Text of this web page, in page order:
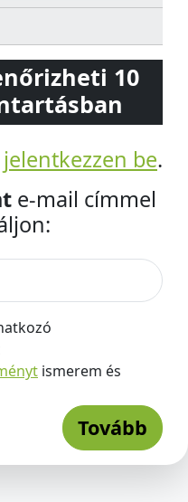
10
jelentkezzen be.
e-mail címmel
ismerem és
Tovább